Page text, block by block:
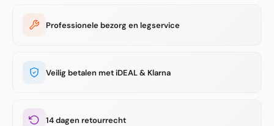
Professionele bezorg en legservice
Veilig betalen met iDEAL & Klarna
14 dagen retourrecht